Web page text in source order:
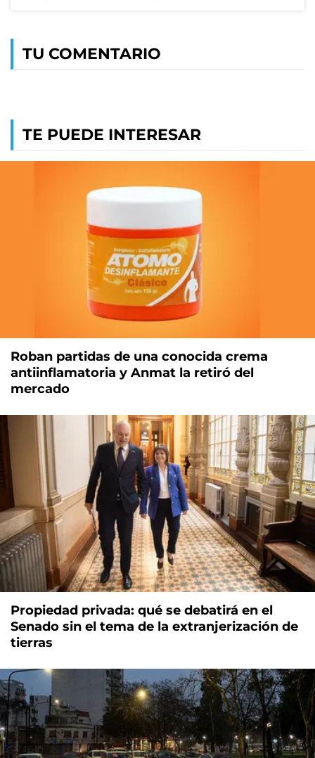
TU COMENTARIO
TE PUEDE INTERESAR
Roban partidas de una conocida crema
antiinflamatoria y Anmat la retiró del
mercado
Propiedad privada: qué se debatirá en el
Senado sin el tema de la extranjerización de
tierras